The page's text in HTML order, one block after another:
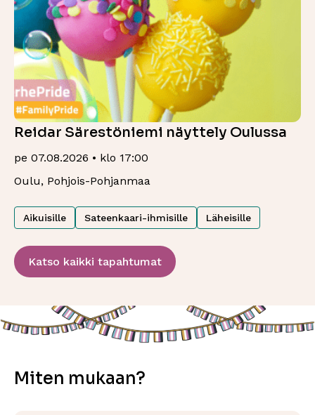
Katso kaikki tapahtumat
Reidar Särestöniemi näyttely Oulussa
pe 07.08.2026 • klo 17:00
Oulu, Pohjois-Pohjanmaa
Aikuisille Sateenkaari-ihmisille Läheisille
Miten mukaan?